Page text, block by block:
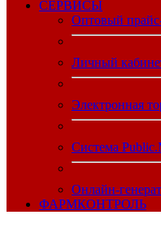
CЕРВИСЫ
Оптовый
Личный
Электронная
Система
Онлайн-
ФАРМКОНТРОЛЬ